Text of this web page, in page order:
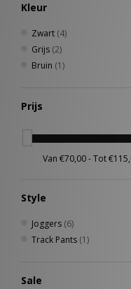
Kleur
Zwart (4)
Grijs (2)
Bruin (1)
Prijs
Style
Joggers (6)
Track Pants (1)
Sale